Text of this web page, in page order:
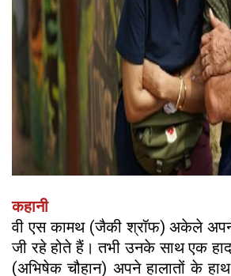
कहानी
वी एस कामथ (जैकी श्रॉफ) अकेले
जी रहे होते हैं। तभी उनके साथ एक
(अभिषेक चौहान) अपने हालातों के